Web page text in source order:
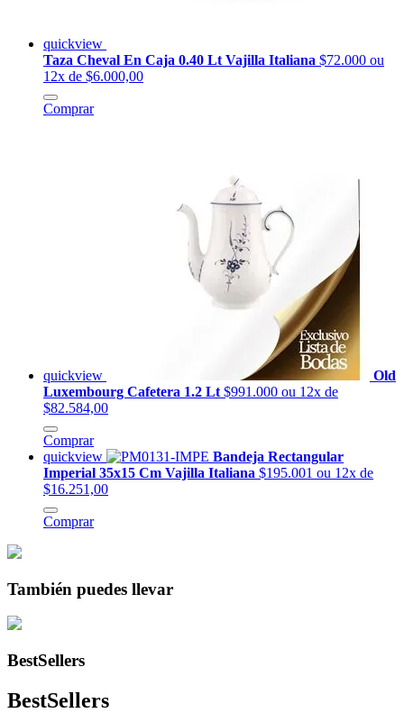
quickview
Taza Cheval En Caja 0.40 Lt Vajilla Italiana $72.000 ou
12x de $6.000,00
Comprar
quickview
Old
Luxembourg Cafetera 1.2 Lt $991.000 ou 12x de
$82.584,00
Comprar
quickview
Bandeja Rectangular
Imperial 35x15 Cm Vajilla Italiana $195.001 ou 12x de
$16.251,00
Comprar
También puedes llevar
BestSellers
BestSellers